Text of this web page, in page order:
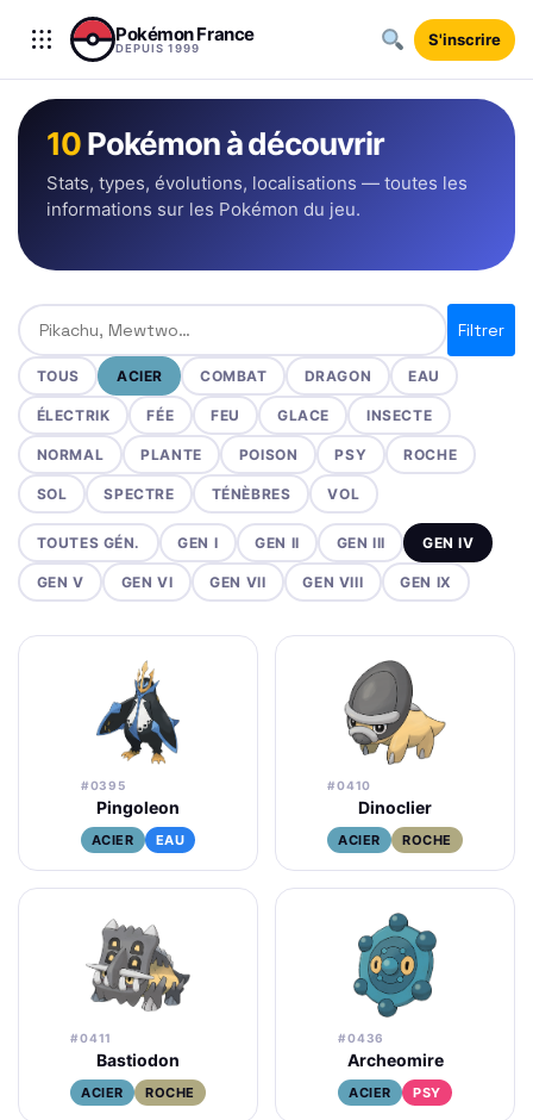
Aller au contenu
Pokémon France
DEPUIS 1999 S'inscrire
10Pokémon à découvrir
Stats, types, évolutions, localisations — toutes les
informations sur les Pokémon du jeu.
Rechercher un Pokémon
Filtrer
TOUS ACIER COMBAT DRAGON EAU
ÉLECTRIK FÉE FEU GLACE INSECTE
NORMAL PLANTE POISON PSY ROCHE
SOL SPECTRE TÉNÈBRES VOL
TOUTES GÉN. GEN I GEN II GEN III GEN IV
GEN V GEN VI GEN VII GEN VIII GEN IX
#0395
Pingoleon
ACIER EAU
#0410
Dinoclier
ACIER ROCHE
#0411
Bastiodon
ACIER ROCHE
#0436
Archeomire
ACIER PSY